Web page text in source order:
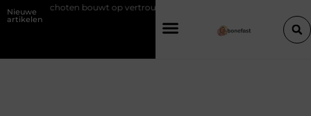
Nieuwe
artikelen
in Schoten bouwt op vertrouwen en vakmanschap